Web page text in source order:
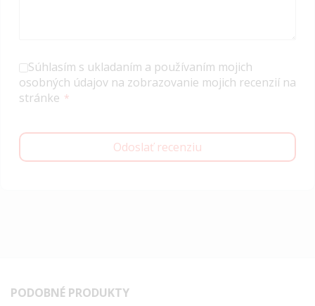
Súhlasím s ukladaním a používaním mojich
osobných údajov na zobrazovanie mojich recenzií na
stránke
Odoslať recenziu
PODOBNÉ PRODUKTY